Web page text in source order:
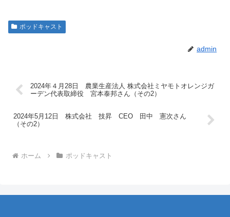
ポッドキャスト
admin
2024年４月28日 農業生産法人 株式会社ミヤモトオレンジガ
ーデン代表取締役 宮本泰邦さん（その2）
2024年5月12日 株式会社 技昇 CEO 田中 憲次さん
（その2）
ホーム ポッドキャスト